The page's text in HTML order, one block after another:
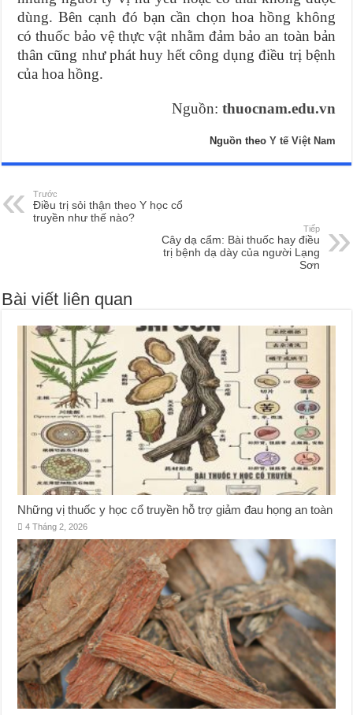
dùng. Bên cạnh đó bạn cần chọn hoa hồng không
có thuốc bảo vệ thực vật nhằm đảm bảo an toàn bản
thân cũng như phát huy hết công dụng điều trị bệnh
của hoa hồng.
Nguồn: thuocnam.edu.vn
Nguồn theo Y tế Việt Nam
Trước
Điều trị sỏi thận theo Y học cổ
truyền như thế nào?
Tiếp
Cây dạ cẩm: Bài thuốc hay điều
trị bệnh dạ dày của người Lạng
Sơn
Bài viết liên quan
Những vị thuốc y học cổ truyền hỗ trợ giảm đau họng an toàn
4 Tháng 2, 2026